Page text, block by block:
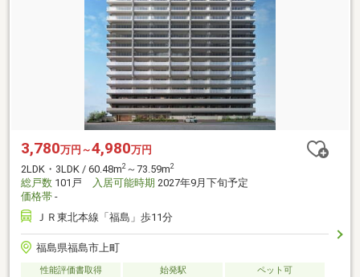
3,780万円～4,980万円
2LDK・3LDK / 60.48m2 ～73.59m2
総戸数 101戸 入居可能時期 2027年9月下旬予定
価格帯 -
ＪＲ東北本線「福島」歩11分
福島県福島市上町
性能評価書取得 始発駅
ペット可